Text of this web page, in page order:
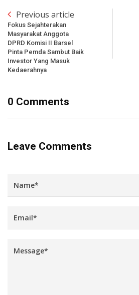
Previous article
Fokus Sejahterakan
Masyarakat Anggota
DPRD Komisi II Barsel
Pinta Pemda Sambut Baik
Investor Yang Masuk
Kedaerahnya
0 Comments
Leave Comments